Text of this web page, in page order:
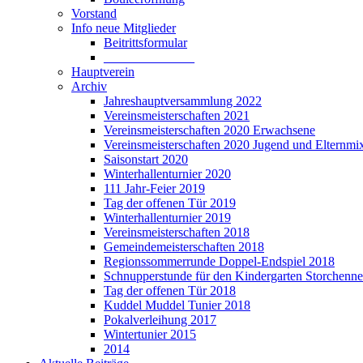
Vorstand
Info neue Mitglieder
Beitrittsformular
Hauptverein
Archiv
Jahreshauptversammlung 2022
Vereinsmeisterschaften 2021
Vereinsmeisterschaften 2020 Erwachsene
Vereinsmeisterschaften 2020 Jugend und
Saisonstart 2020
Winterhallenturnier 2020
111 Jahr-Feier 2019
Tag der offenen Tür 2019
Winterhallenturnier 2019
Vereinsmeisterschaften 2018
Gemeindemeisterschaften 2018
Regionssommerrunde Doppel-Endspiel 2018
Schnupperstunde für den Kindergarten
Tag der offenen Tür 2018
Kuddel Muddel Tunier 2018
Pokalverleihung 2017
Wintertunier 2015
2014